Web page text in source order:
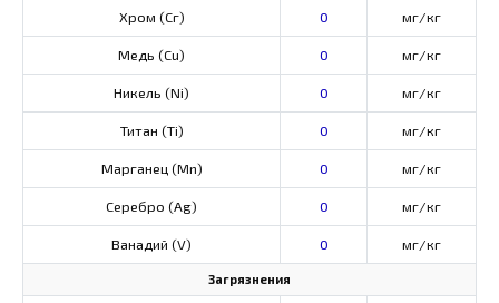
Хром (Сг) 0 мг/кг
Медь (Cu) 0 мг/кг
Никель (Ni) 0 мг/кг
Титан (Ti) 0 мг/кг
Марганец (Mn) 0 мг/кг
Серебро (Ag) 0 мг/кг
Ванадий (V) 0 мг/кг
Загрязнения